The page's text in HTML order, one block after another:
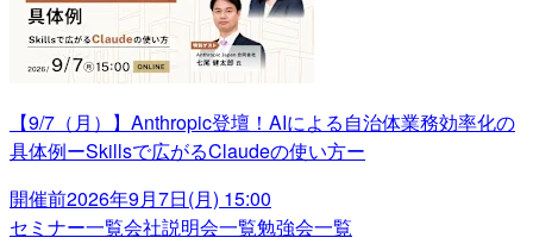
【9/7（月）】Anthropic登壇！AIによる自治体業務効率化の
具体例ーSkillsで広がるClaudeの使い方ー
開催前2026年9月7日(月) 15:00
セミナー一覧会社説明会一覧勉強会一覧